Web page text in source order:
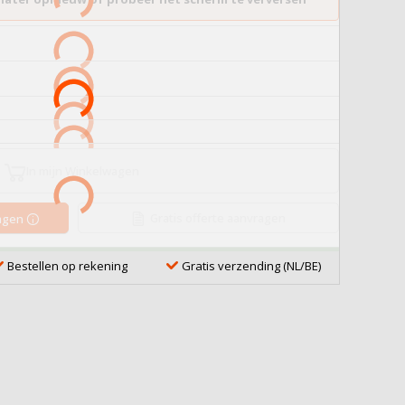
Bestellen op rekening Gratis verzending (NL/BE)